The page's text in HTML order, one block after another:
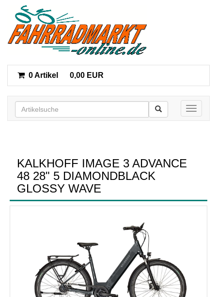
0 Artikel 0,00 EUR
Toggle
KALKHOFF IMAGE 3 ADVANCE
48 28" 5 DIAMONDBLACK
GLOSSY WAVE